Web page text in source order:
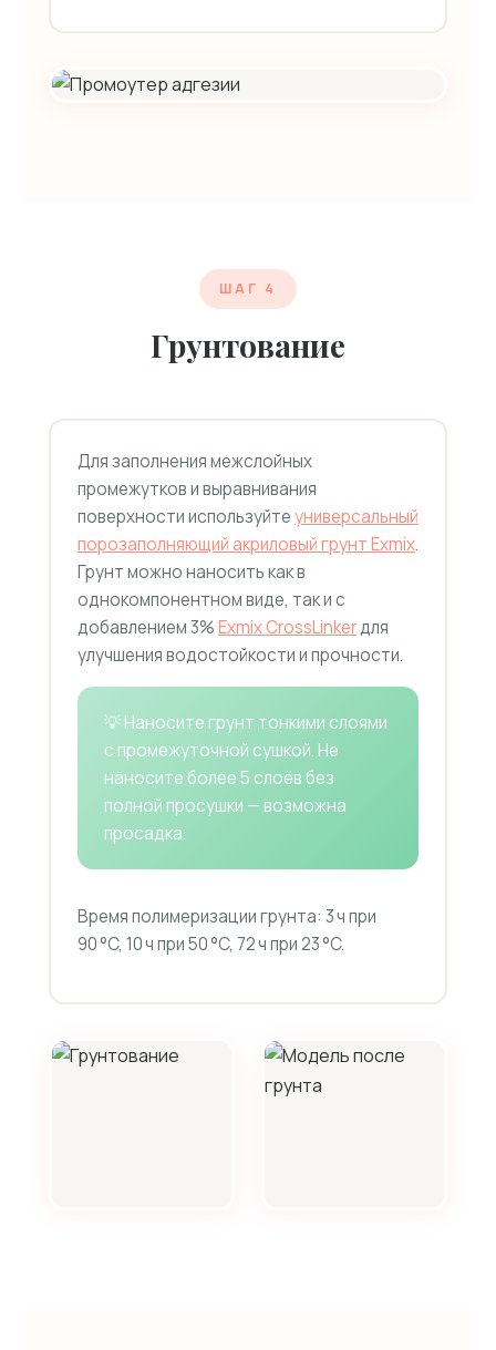
ШАГ 4
Грунтование
Для заполнения межслойных
промежутков и выравнивания
поверхности используйтеуниверсальный
порозаполняющий акриловый грунт Exmix.
Грунт можно наносить как в
однокомпонентном виде, так и с
добавлением 3%Exmix CrossLinkerдля
улучшения водостойкости и прочности.
💡 Наносите грунт тонкими слоями
с промежуточной сушкой. Не
наносите более 5 слоёв без
полной просушки — возможна
просадка.
Время полимеризации грунта: 3 ч при
90 °C, 10 ч при 50 °C, 72 ч при 23 °C.